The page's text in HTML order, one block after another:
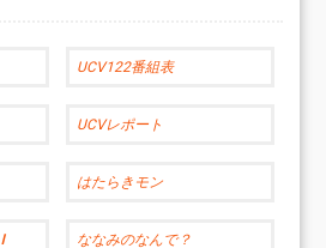
UCV122番組表
UCVレポート
はたらきモン
ななみのなんで？